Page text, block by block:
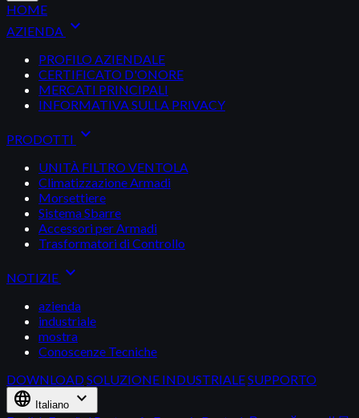
HOME
AZIENDA expand_more
PROFILO AZIENDALE
CERTIFICATO D'ONORE
MERCATI PRINCIPALI
INFORMATIVA SULLA PRIVACY
PRODOTTI expand_more
UNITÀ FILTRO VENTOLA
Climatizzazione Armadi
Morsettiere
Sistema Sbarre
Accessori per Armadi
Trasformatori di Controllo
NOTIZIE expand_more
azienda
industriale
mostra
Conoscenze Tecniche
DOWNLOADSOLUZIONE INDUSTRIALESUPPORTO
language Italiano expand_more